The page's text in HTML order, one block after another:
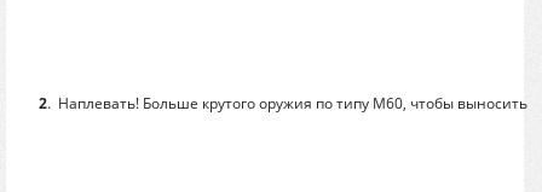
2. Наплевать! Больше крутого оружия по типу M60, чтобы выносить